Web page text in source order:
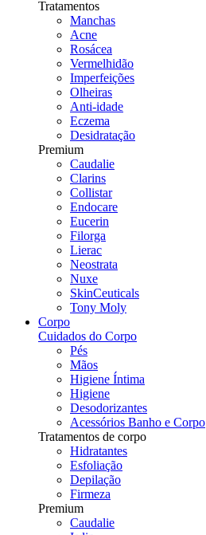
Tratamentos
Manchas
Acne
Rosácea
Vermelhidão
Imperfeições
Olheiras
Anti-idade
Eczema
Desidratação
Premium
Caudalie
Clarins
Collistar
Endocare
Eucerin
Filorga
Lierac
Neostrata
Nuxe
SkinCeuticals
Tony Moly
Corpo
Cuidados do Corpo
Pés
Mãos
Higiene Íntima
Higiene
Desodorizantes
Acessórios Banho e Corpo
Tratamentos de corpo
Hidratantes
Esfoliação
Depilação
Firmeza
Premium
Caudalie